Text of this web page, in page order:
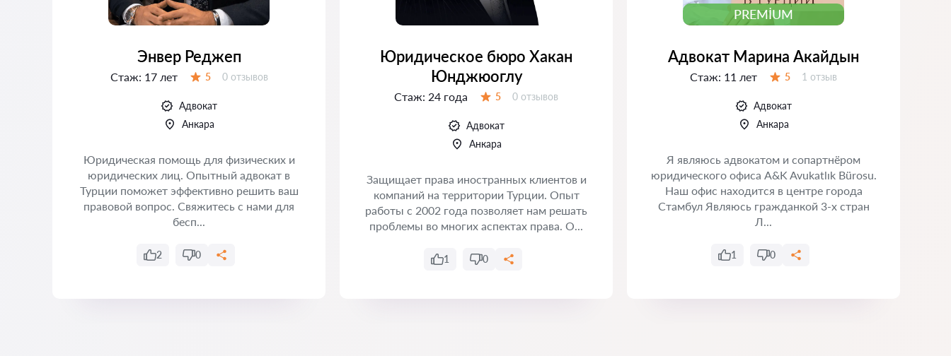
Энвер Реджеп
Стаж: 17 лет 5 Отзывов:
0 отзывов
Адвокат
Анкара
Юридическая помощь для физических и
юридических лиц. Опытный адвокат в
Турции поможет эффективно решить ваш
правовой вопрос. Свяжитесь с нами для
бесп...
2 0
Юридическое бюро Хакан
Юнджюоглу
Стаж: 24 года 5 Отзывов:
0 отзывов
Адвокат
Анкара
Защищает права иностранных клиентов и
компаний на территории Турции. Опыт
работы с 2002 года позволяет нам решать
проблемы во многих аспектах права. О...
1 0
PREMIUM
Адвокат Марина Акайдын
Стаж: 11 лет 5 Отзывов:
1 отзыв
Адвокат
Анкара
Я являюсь адвокатом и сопартнёром
юридического офиса A&K Avukatlık Bürosu.
Наш офис находится в центре города
Стамбул Являюсь гражданкой 3-х стран
Л...
1 0